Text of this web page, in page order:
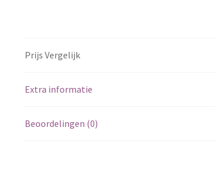
Prijs Vergelijk
Extra informatie
Beoordelingen (0)